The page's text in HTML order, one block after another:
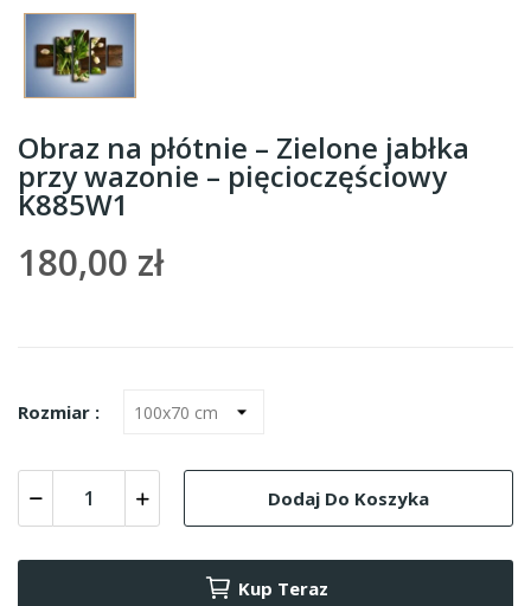
Obraz na płótnie – Zielone jabłka
przy wazonie – pięcioczęściowy
K885W1
180,00 zł
Rozmiar :
Dodaj Do Koszyka
Kup Teraz